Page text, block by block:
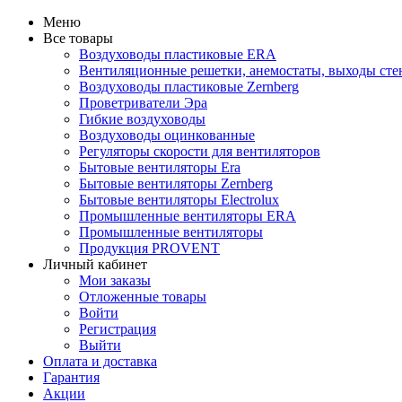
Меню
Все товары
Воздуховоды пластиковые ERA
Вентиляционные решетки, анемостаты, выходы
Воздуховоды пластиковые Zernberg
Проветриватели Эра
Гибкие воздуховоды
Воздуховоды оцинкованные
Регуляторы скорости для вентиляторов
Бытовые вентиляторы Era
Бытовые вентиляторы Zernberg
Бытовые вентиляторы Electrolux
Промышленные вентиляторы ERA
Промышленные вентиляторы
Продукция PROVENT
Личный кабинет
Мои заказы
Отложенные товары
Войти
Регистрация
Выйти
Оплата и доставка
Гарантия
Акции